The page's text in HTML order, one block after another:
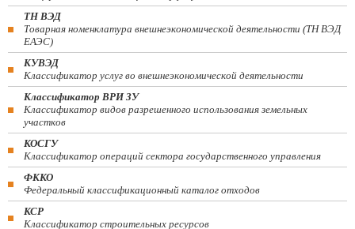
ТН ВЭД
Товарная номенклатура внешнеэкономической деятельности (ТН ВЭД
ЕАЭС)
КУВЭД
Классификатор услуг во внешнеэкономической деятельности
Классификатор ВРИ ЗУ
Классификатор видов разрешенного использования земельных
участков
КОСГУ
Классификатор операций сектора государственного управления
ФККО
Федеральный классификационный каталог отходов
КСР
Классификатор строительных ресурсов